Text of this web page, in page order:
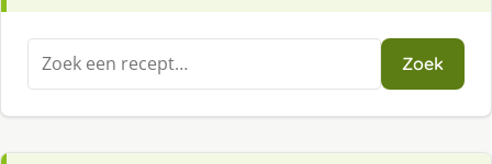
Zoeken
naar:
Zoek